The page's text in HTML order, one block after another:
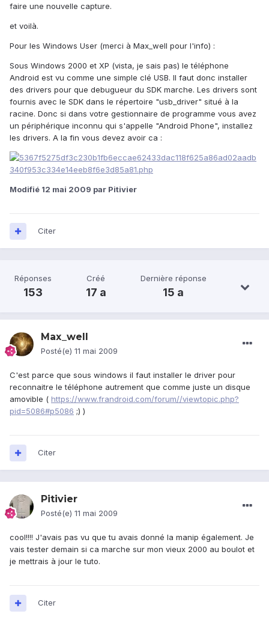
faire une nouvelle capture.
et voilà.
Pour les Windows User (merci à Max_well pour l'info) :
Sous Windows 2000 et XP (vista, je sais pas) le téléphone
Android est vu comme une simple clé USB. Il faut donc installer
des drivers pour que debugueur du SDK marche. Les drivers sont
fournis avec le SDK dans le répertoire "usb_driver" situé à la
racine. Donc si dans votre gestionnaire de programme vous avez
un périphérique inconnu qui s'appelle "Android Phone", installez
les drivers. A la fin vous devez avoir ca :
Modifié 12 mai 2009 par Pitivier
Citer
Réponses
153
Créé
17 a
Dernière réponse
15 a
Max_well
Posté(e) 11 mai 2009
C'est parce que sous windows il faut installer le driver pour
reconnaitre le téléphone autrement que comme juste un disque
amovible ( https://www.frandroid.com/forum//viewtopic.php?
pid=5086#p5086 ;) )
Citer
Pitivier
Posté(e) 11 mai 2009
cool!!!! J'avais pas vu que tu avais donné la manip également. Je
vais tester demain si ca marche sur mon vieux 2000 au boulot et
je mettrais à jour le tuto.
Citer